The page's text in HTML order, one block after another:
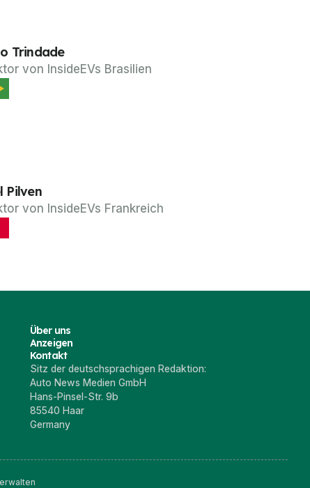
Trindade
von InsideEVs Brasilien
Pilven
von InsideEVs Frankreich
Über uns
Anzeigen
Kontakt
Sitz der deutschsprachigen Redaktion:
Auto News Medien GmbH
Hans-Pinsel-Str. 9b
85540 Haar
Germany